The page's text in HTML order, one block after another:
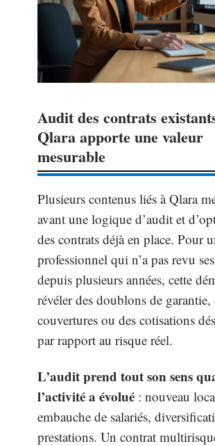
Audit des contrats
Qlara apporte une valeur
mesurable
Plusieurs contenus liés à Qlara
avant une logique d’audit et
des contrats déjà en place. Pour
professionnel qui n’a pas revu
depuis plusieurs années, cette
révéler des doublons de garantie,
couvertures ou des cotisations
par rapport au risque réel.
L’audit prend tout son sens
l’activité a évolué : nouveau
embauche de salariés,
prestations. Un contrat